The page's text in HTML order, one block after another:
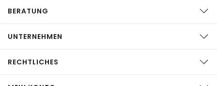
BERATUNG
UNTERNEHMEN
RECHTLICHES